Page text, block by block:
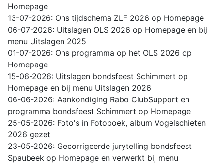
Homepage
13-07-2026: Ons tijdschema ZLF 2026 op Homepage
06-07-2026: Uitslagen OLS 2026 op Homepage en bij
menu Uitslagen 2025
01-07-2026: Ons programma op het OLS 2026 op
Homepage
15-06-2026: Uitslagen bondsfeest Schimmert op
Homepage en bij menu Uitslagen 2026
06-06-2026: Aankondiging Rabo ClubSupport en
programma bondsfeest Schimmert op Homepage
25-05-2026: Foto's in Fotoboek, album Vogelschieten
2026 gezet
23-05-2026: Gecorrigeerde jurytelling bondsfeest
Spaubeek op Homepage en verwerkt bij menu